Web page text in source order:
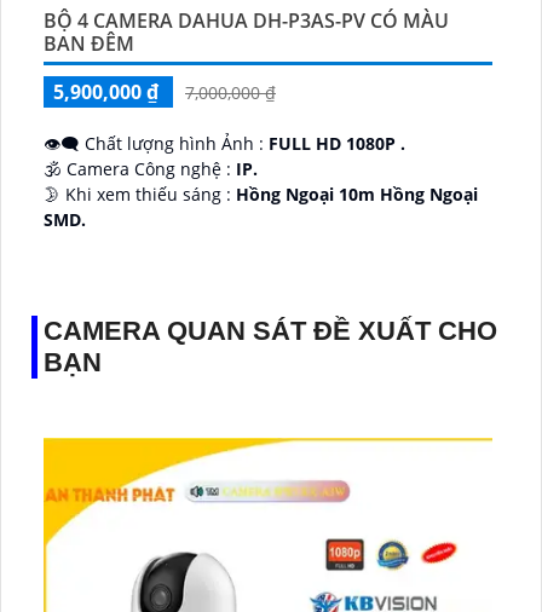
BỘ 4 CAMERA DAHUA DH-P3AS-PV CÓ MÀU
BAN ĐÊM
5,900,000 ₫
7,000,000 ₫
👁️‍🗨 Chất lượng hình Ảnh : FULL HD 1080P .
🕉️ Camera Công nghệ : IP.
🌛 Khi xem thiếu sáng : Hồng Ngoại 10m Hồng Ngoại
SMD.
CAMERA QUAN SÁT ĐỀ XUẤT CHO
BẠN